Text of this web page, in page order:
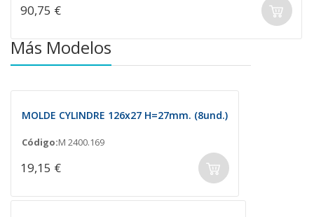
90,75 €
Más Modelos
MOLDE CYLINDRE 126x27 H=27mm. (8und.)
Código:M 2400.169
19,15 €